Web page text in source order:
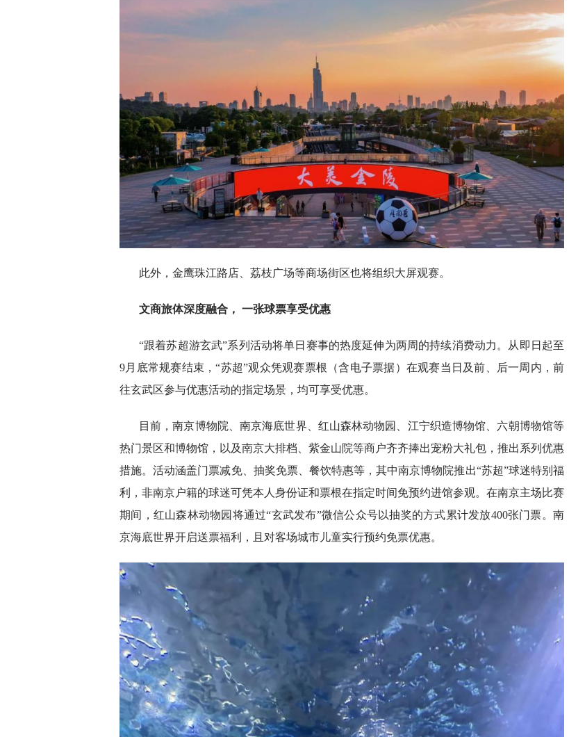
此外，金鹰珠江路店、荔枝广场等商场街区也将组织大屏观赛。
文商旅体深度融合， 一张球票享受优惠
“跟着苏超游玄武”系列活动将单日赛事的热度延伸为两周的持续消费动力。从即日起至
9月底常规赛结束，“苏超”观众凭观赛票根（含电子票据）在观赛当日及前、后一周内，前
往玄武区参与优惠活动的指定场景，均可享受优惠。
目前，南京博物院、南京海底世界、红山森林动物园、江宁织造博物馆、六朝博物馆等
热门景区和博物馆，以及南京大排档、紫金山院等商户齐齐捧出宠粉大礼包，推出系列优惠
措施。活动涵盖门票减免、抽奖免票、餐饮特惠等，其中南京博物院推出“苏超”球迷特别福
利，非南京户籍的球迷可凭本人身份证和票根在指定时间免预约进馆参观。在南京主场比赛
期间，红山森林动物园将通过“玄武发布”微信公众号以抽奖的方式累计发放400张门票。南
京海底世界开启送票福利，且对客场城市儿童实行预约免票优惠。